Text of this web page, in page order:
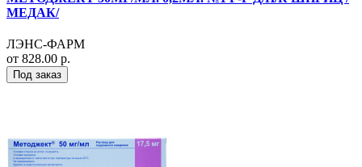
МЕДАК/
ЛЭНС-ФАРМ
от 828.00 р.
Под заказ